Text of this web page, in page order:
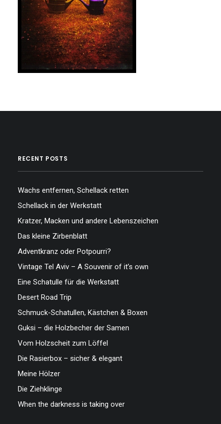
RECENT POSTS
Wachs entfernen, Schellack retten
Schellack in der Werkstatt
Kratzer, Macken und andere Lebenszeichen
Das kleine Zirbenblatt
Adventkranz oder Potpourri?
Vintage Tel Aviv – A Souvenir of it’s own
Eine Schatulle für die Werkstatt
Desert Road Trip
Schmuck-Schatullen, Kästchen & Boxen
Guksi – die Holzbecher der Samen
Vom Holzscheit zum Löffel
Die Rasierbox – sicher & elegant
Meine Hölzer
Die Ziehklinge
When the darkness is taking over